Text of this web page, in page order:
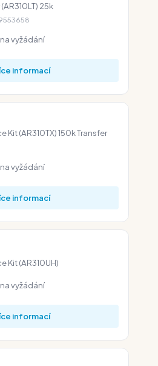
25k
na vyžádání
informací
Kit (AR310TX) 150k Transfer
na vyžádání
informací
Kit (AR310UH)
na vyžádání
informací